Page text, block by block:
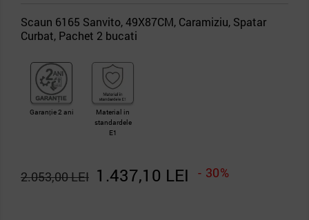
Scaun 6165 Sanvito, 49X87CM, Caramiziu, Spatar
Curbat, Pachet 2 bucati
Garanție 2 ani
Material in
standardele
E1
1.437,10 LEI - 30%
2.053,00 LEI